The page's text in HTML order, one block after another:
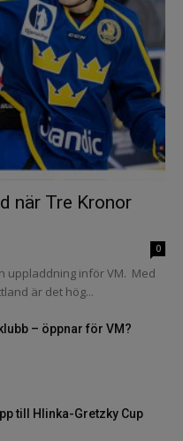
när Tre Kronor
0
uppladdning inför VM. Med
är det hög...
– öppnar för VM?
till Hlinka-Gretzky Cup